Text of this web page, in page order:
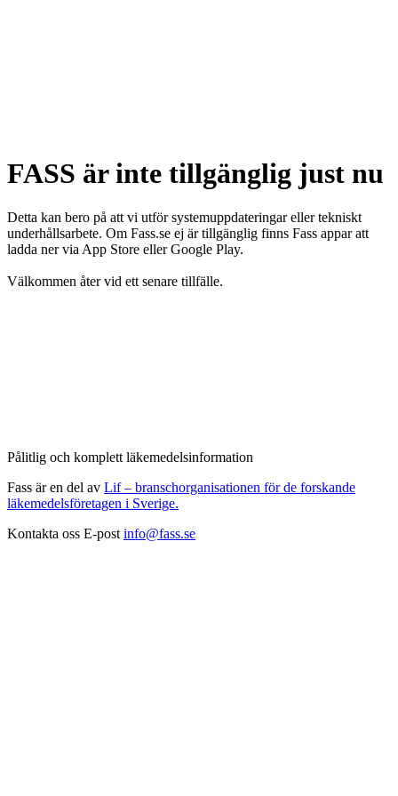
FASS är inte tillgänglig just nu
Detta kan bero på att vi utför systemuppdateringar eller tekniskt
underhållsarbete. Om Fass.se ej är tillgänglig finns Fass appar att
ladda ner via App Store eller Google Play.
Välkommen åter vid ett senare tillfälle.
Pålitlig och komplett läkemedelsinformation
Fass är en del av Lif – branschorganisationen för de forskande
läkemedelsföretagen i Sverige.
Kontakta oss E-post info@fass.se